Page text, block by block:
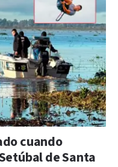
cuando
de Santa